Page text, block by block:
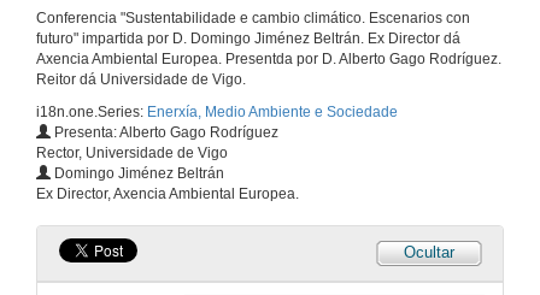
Conferencia "Sustentabilidade e cambio climático. Escenarios con
futuro" impartida por D. Domingo Jiménez Beltrán. Ex Director dá
Axencia Ambiental Europea. Presentda por D. Alberto Gago Rodríguez.
Reitor dá Universidade de Vigo.
i18n.one.Series: Enerxía, Medio Ambiente e Sociedade
Presenta: Alberto Gago Rodríguez
Rector, Universidade de Vigo
Domingo Jiménez Beltrán
Ex Director, Axencia Ambiental Europea.
Ocultar
Un novo clima para a política enerxética
23 de abr. de 2010
Quenda de preguntas